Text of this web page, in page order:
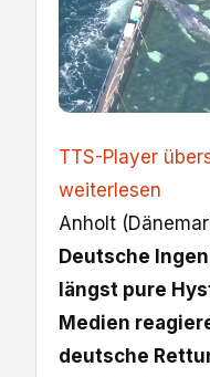
TTS-Player
weiterlesen
Anholt
Deutsche
längst pure
Medien
deutsche